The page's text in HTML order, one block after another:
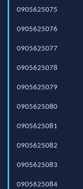
0905625075
0905625076
0905625077
0905625078
0905625079
0905625080
0905625081
0905625082
0905625083
0905625084